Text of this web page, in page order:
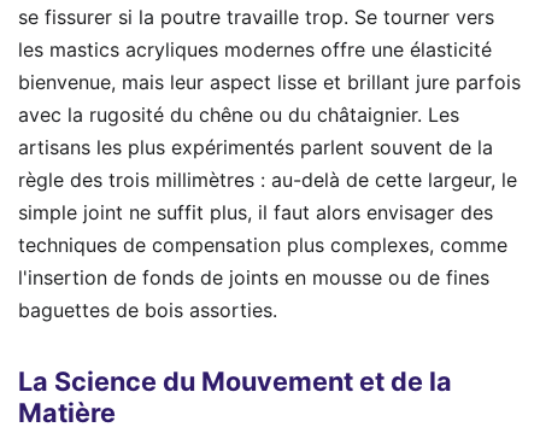
se fissurer si la poutre travaille trop. Se tourner vers
les mastics acryliques modernes offre une élasticité
bienvenue, mais leur aspect lisse et brillant jure parfois
avec la rugosité du chêne ou du châtaignier. Les
artisans les plus expérimentés parlent souvent de la
règle des trois millimètres : au-delà de cette largeur, le
simple joint ne suffit plus, il faut alors envisager des
techniques de compensation plus complexes, comme
l'insertion de fonds de joints en mousse ou de fines
baguettes de bois assorties.
La Science du Mouvement et de la
Matière